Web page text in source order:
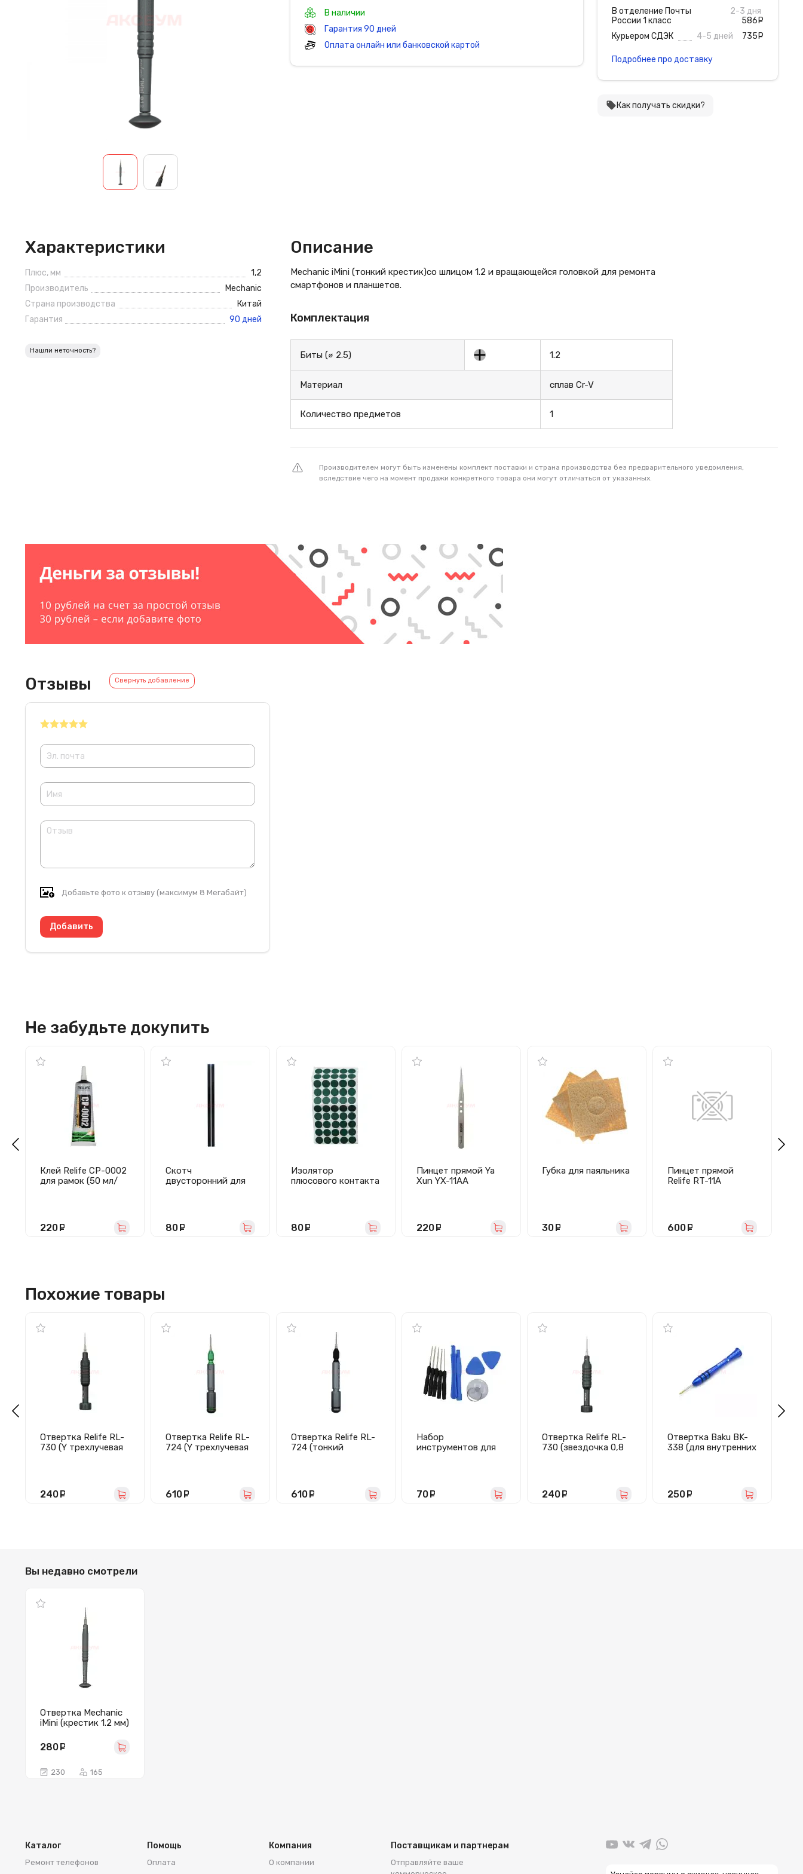
В наличии
Гарантия 90 дней
Оплата онлайн или банковской картой
В отделение Почты
России 1 класс
2-3 дня
586
Курьером СДЭК
4-5 дней 735
Подробнее про доставку
local_offerКак получать скидки?
Характеристики
Плюс, мм
1,2
Производитель
Mechanic
Страна производства
Китай
Гарантия
90 дней
Нашли неточность?
Описание
Mechanic iMini (тонкий крестик)со шлицом 1.2 и вращающейся головкой для ремонта
смартфонов и планшетов.
Комплектация
Биты (⌀ 2.5) 1.2
Материал сплав Cr-V
Количество предметов 1
Производителем могут быть изменены комплект поставки и страна производства без предварительного уведомления,
вследствие чего на момент продажи конкретного товара они могут отличаться от указанных.
Отзывы Свернуть добавление
Добавьте фото к отзыву (максимум 8 Мегабайт)
Не забудьте докупить
Клей Relife CP-0002
для рамок (50 мл/
220
Скотч
двусторонний для
80
Изолятор
плюсового контакта
80
Пинцет прямой Ya
Xun YX-11AA
220
Губка для паяльника
30
Пинцет прямой
Relife RT-11A
600
Похожие товары
Отвертка Relife RL-
730 (Y трехлучевая
240
Отвертка Relife RL-
724 (Y трехлучевая
610
Отвертка Relife RL-
724 (тонкий
0.5 кгс/см2)
610
Набор
инструментов для
70
Отвертка Relife RL-
730 (звездочка 0,8
240
Отвертка Baku BK-
338 (для внутренних
250
Вы недавно смотрели
Отвертка Mechanic
iMini (крестик 1.2 мм)
280
230 165
Каталог
Ремонт телефонов
Помощь
Оплата
Компания
О компании
Поставщикам и партнерам
Отправляйте ваше